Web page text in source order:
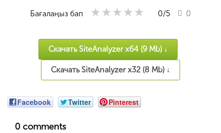
Бағалаңыз бап ★★★★★
★★★★★
★★★★★ 0/5 0
Скачать SiteAnalyzer x64 (9 Mb) ↓
Скачать SiteAnalyzer x32 (8 Mb) ↓
Facebook Twitter Pinterest
0 comments